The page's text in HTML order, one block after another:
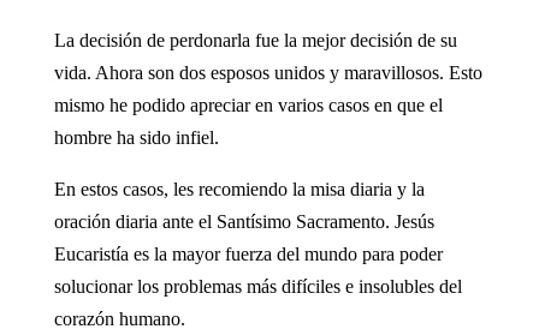
La decisión de perdonarla fue la mejor decisión de su
vida. Ahora son dos esposos unidos y maravillosos. Esto
mismo he podido apreciar en varios casos en que el
hombre ha sido infiel.
En estos casos, les recomiendo la misa diaria y la
oración diaria ante el Santísimo Sacramento. Jesús
Eucaristía es la mayor fuerza del mundo para poder
solucionar los problemas más difíciles e insolubles del
corazón humano.